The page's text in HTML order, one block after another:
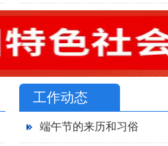
工作动态
端午节的来历和习俗